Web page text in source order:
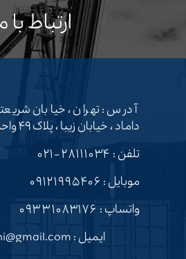
ارتباط با
آدرس : تهران ، خیابان شریعتی
داماد ، خیابان زیبا ، پلاک ۴۹ واحد ۱۴
تلفن : ۲۸۱۱۱۰۳۴-۰۲۱
موبایل : ۰۹۱۲۱۹۹۵۴۰۶
واتساپ : ۰۹۳۳۱۰۸۳۱۷۶
ایمیل : soltani.trd.soltani@gmail.com